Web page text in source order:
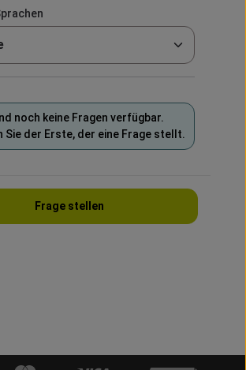
noch keine Fragen verfügbar.
Sie der Erste, der eine Frage stellt.
Frage stellen